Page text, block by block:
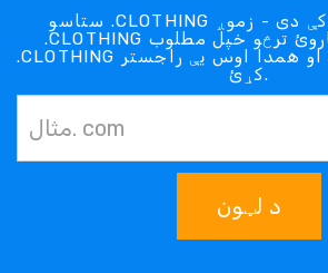
ستاسو .CLOTHING ډومین په لاس کې دی - زموږ
.CLOTHING لټون وسیله وکاروئ ترڅو خپل مطلوب
.CLOTHING ډومین ترلاسه کړئ او همدا اوس یې راجستر
کړئ.
د لټون